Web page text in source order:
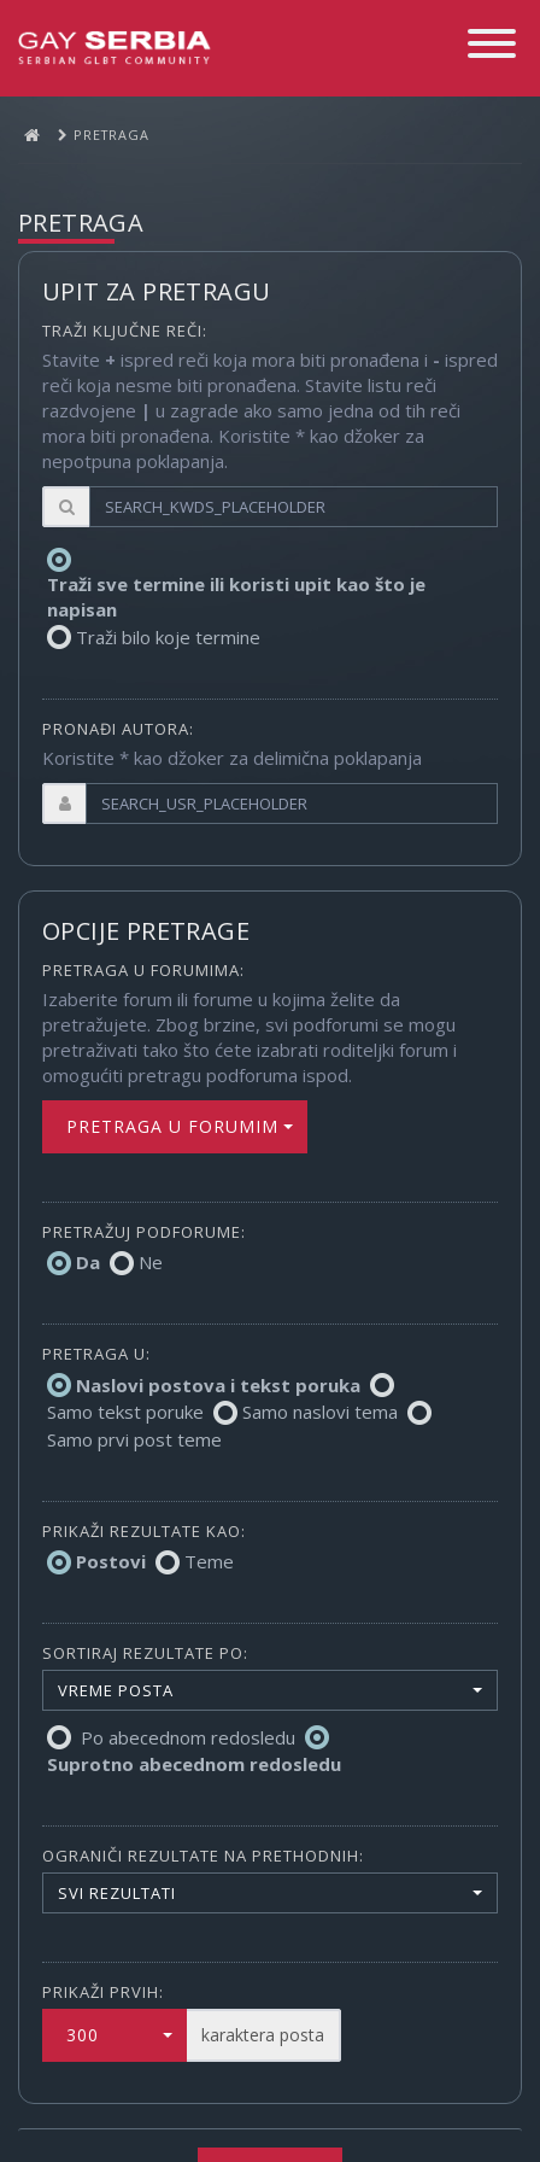
Toggle
PRETRAGA
PRETRAGA
UPIT ZA PRETRAGU
TRAŽI KLJUČNE REČI:
Stavite + ispred reči koja mora biti pronađena i - ispred
reči koja nesme biti pronađena. Stavite listu reči
razdvojene | u zagrade ako samo jedna od tih reči
mora biti pronađena. Koristite * kao džoker za
nepotpuna poklapanja.
Traži sve termine ili koristi upit kao što je
napisan
Traži bilo koje termine
PRONAĐI AUTORA:
Koristite * kao džoker za delimična poklapanja
OPCIJE PRETRAGE
PRETRAGA U FORUMIMA:
Izaberite forum ili forume u kojima želite da
pretražujete. Zbog brzine, svi podforumi se mogu
pretraživati tako što ćete izabrati roditeljki forum i
omogućiti pretragu podforuma ispod.
PRETRAGA U FORUMIMA
PRETRAŽUJ PODFORUME:
Da Ne
PRETRAGA U:
Naslovi postova i tekst poruka
Samo tekst poruke
Samo naslovi tema
Samo prvi post teme
PRIKAŽI REZULTATE KAO:
Postovi Teme
SORTIRAJ REZULTATE PO:
VREME POSTA
Po abecednom redosledu
Suprotno abecednom redosledu
OGRANIČI REZULTATE NA PRETHODNIH:
SVI REZULTATI
PRIKAŽI PRVIH:
300 karaktera posta